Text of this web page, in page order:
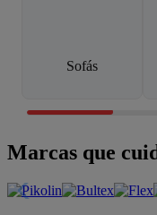
Sofás
Marcas que